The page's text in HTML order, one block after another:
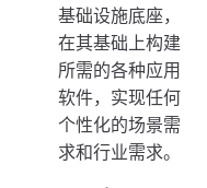
基础设施底座，
在其基础上构建
所需的各种应用
软件，实现任何
个性化的场景需
求和行业需求。